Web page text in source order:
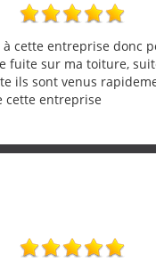
à cette entreprise donc
fuite sur ma toiture,
ils sont venus
cette entreprise